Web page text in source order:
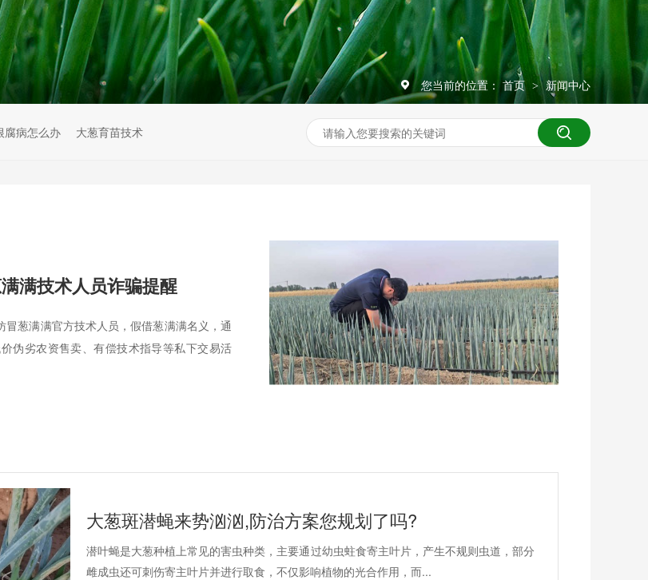
您当前的位置： 首页 > 新闻中心
腐病怎么办 大葱育苗技术
满技术人员诈骗提醒
葱满满官方技术人员，假借葱满满名义，通
伪劣农资售卖、有偿技术指导等私下交易活
大葱斑潜蝇来势汹汹,防治方案您规划了吗?
潜叶蝇是大葱种植上常见的害虫种类，主要通过幼虫蛀食寄主叶片，产生不规则虫道，部分
雌成虫还可刺伤寄主叶片并进行取食，不仅影响植物的光合作用，而...